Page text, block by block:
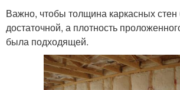
Важно, чтобы толщина каркасных
достаточной, а плотность
была подходящей.